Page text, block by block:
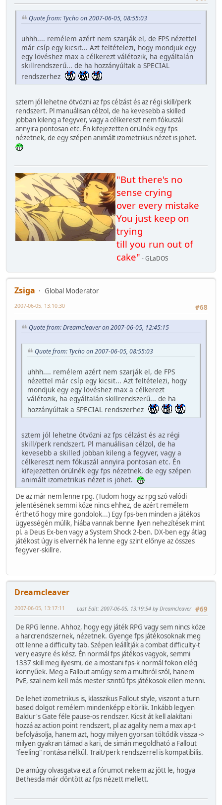
Quote from: Tycho on 2007-06-05, 08:55:03
uhhh.... remélem azért nem szarják el, de FPS nézettel
már csíp egy kicsit... Azt feltételezi, hogy mondjuk egy
egy lövéshez max a célkerezt válétozik, ha egyáltalán
skillrendszerű... de ha hozzányúltak a SPECIAL
rendszerhez
sztem jól lehetne ötvözni az fps célzást és az régi skill/perk
rendszert. Pl manuálisan célzol, de ha kevesebb a skilled
jobban kileng a fegyver, vagy a célkereszt nem fókuszál
annyira pontosan etc. Én kifejezetten örülnék egy fps
nézetnek, de egy szépen animált izometrikus nézet is jöhet.
"But there's no
sense crying
over every mistake
You just keep on
trying
till you run out of
cake" - GLaDOS
Zsiga
Global Moderator
#68
2007-06-05, 13:10:30
Quote from: Dreamcleaver on 2007-06-05, 12:45:15
Quote from: Tycho on 2007-06-05, 08:55:03
uhhh.... remélem azért nem szarják el, de FPS
nézettel már csíp egy kicsit... Azt feltételezi, hogy
mondjuk egy egy lövéshez max a célkerezt
válétozik, ha egyáltalán skillrendszerű... de ha
hozzányúltak a SPECIAL rendszerhez
sztem jól lehetne ötvözni az fps célzást és az régi
skill/perk rendszert. Pl manuálisan célzol, de ha
kevesebb a skilled jobban kileng a fegyver, vagy a
célkereszt nem fókuszál annyira pontosan etc. Én
kifejezetten örülnék egy fps nézetnek, de egy szépen
animált izometrikus nézet is jöhet.
De az már nem lenne rpg. (Tudom hogy az rpg szó valódi
jelentésének semmi köze nincs ehhez, de azért remélem
érthető hogy mire gondolok...) Egy fps-ben minden a játékos
ügyességén múlik, hiába vannak benne ilyen nehezítések mint
pl. a Deus Ex-ben vagy a System Shock 2-ben. DX-ben egy átlag
játékost úgy is elvernék ha lenne egy szint előnye az összes
fegyver-skillre.
Dreamcleaver
#69
2007-06-05, 13:17:11 Last Edit: 2007-06-05, 13:19:54 by Dreamcleaver
De RPG lenne. Ahhoz, hogy egy játék RPG vagy sem nincs köze
a harcrendszernek, nézetnek. Gyenge fps játékosoknak meg
ott lenne a difficulty tab. Szépen leállítják a combat difficulty-t
very easyre és kész. Én normál fps játékos vagyok, semmi
1337 skill meg ilyesmi, de a mostani fps-k normál fokon elég
könnyűek. Meg a Fallout amúgy sem a multiról szól, hanem
PvE, szal nem kell más mester szintű fps játékosok ellen menni.
De lehet izometrikus is, klasszikus Fallout style, viszont a turn
based dolgot remélem mindenképp eltörlik. Inkább legyen
Baldur's Gate féle pause-os rendszer. Kicsit át kell alakítani
hozzá az action point rendszert, pl az agality nem a max ap-t
befolyásolja, hanem azt, hogy milyen gyorsan töltődik vissza ->
milyen gyakran támad a kari, de simán megoldható a Fallout
"feeling" rontása nélkül. Trait/perk rendszerrel is kompatibilis.
De amúgy olvasgatva ezt a fórumot nekem az jött le, hogya
Bethesda már döntött az fps nézett mellett.